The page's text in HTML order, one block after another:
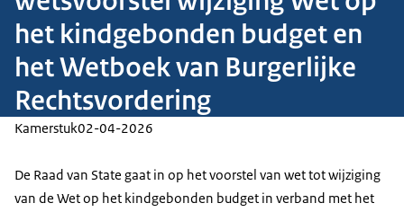
het kindgebonden budget en
het Wetboek van Burgerlijke
Rechtsvordering
Kamerstuk02-04-2026
De Raad van State gaat in op het voorstel van wet tot wijziging
van de Wet op het kindgebonden budget in verband met het